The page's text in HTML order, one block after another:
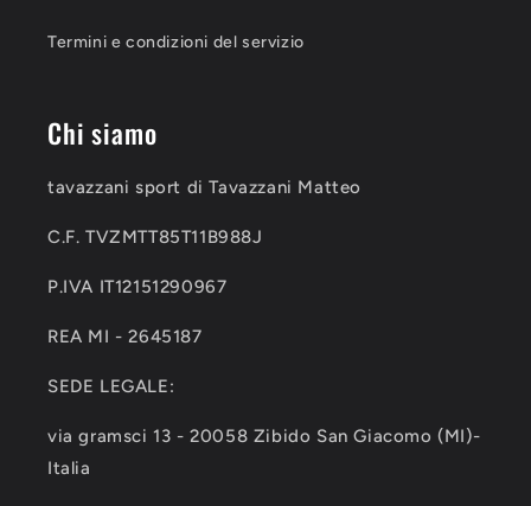
Termini e condizioni del servizio
Chi siamo
tavazzani sport di Tavazzani Matteo
C.F. TVZMTT85T11B988J
P.IVA IT12151290967
REA MI - 2645187
SEDE LEGALE:
via gramsci 13 - 20058 Zibido San Giacomo (MI)-
Italia